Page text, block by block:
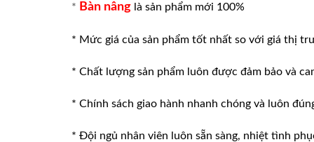
* Bàn nâng là sản phẩm mới 100%
* Mức giá của sản phẩm tốt nhất so với giá thị
* Chất lượng sản phẩm luôn được đảm bảo và
* Chính sách giao hành nhanh chóng và luôn
* Đội ngủ nhân viên luôn sẵn sàng, nhiệt tình